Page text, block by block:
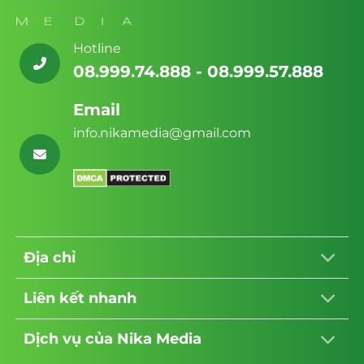
Một giao diện lộng lẫy nhưng được xây
dựng trên một bộ mã (code) cồng kềnh,
không tối ưu SEO sẽ giống như một
cụt không ai biết đến.
Hotline
08.999.74.888 - 08.999.57.888
Email
info.nikamedia@gmail.com
Địa chỉ
Liên kết nhanh
Dịch vụ của Nika Media